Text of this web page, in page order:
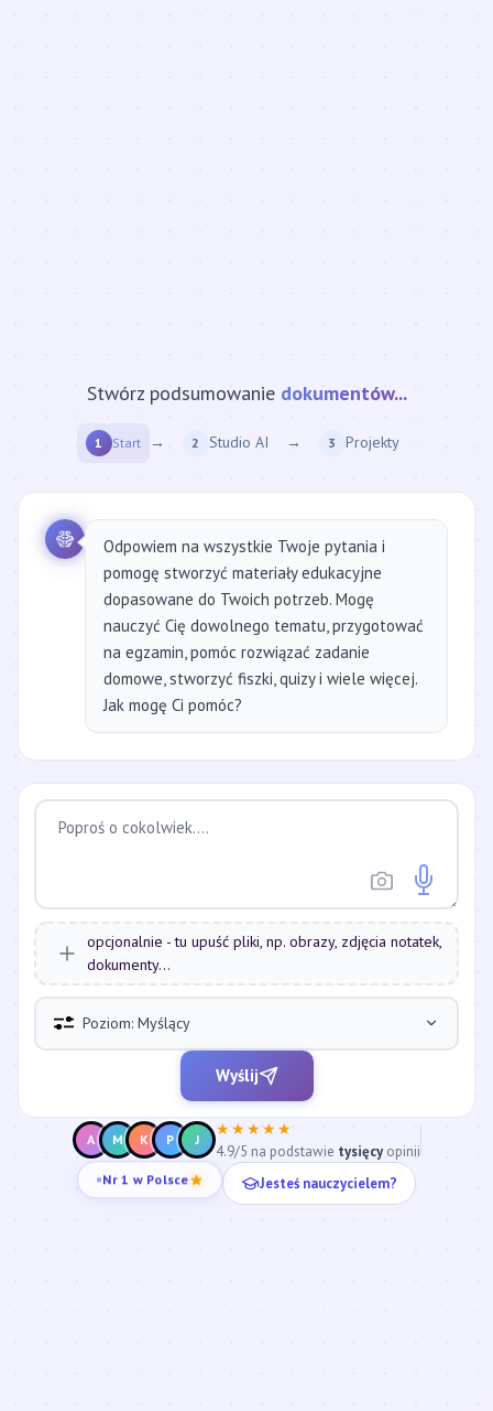
Stwórz podsumowanie strony internetowej...
1 Start → 2 Studio AI → 3 Projekty
Odpowiem na wszystkie Twoje pytania i
pomogę stworzyć materiały edukacyjne
dopasowane do Twoich potrzeb. Mogę
nauczyć Cię dowolnego tematu, przygotować
na egzamin, pomóc rozwiązać zadanie
domowe, stworzyć fiszki, quizy i wiele więcej.
Jak mogę Ci pomóc?
opcjonalnie - tu upuść pliki, np. obrazy, zdjęcia notatek,
dokumenty...
Poziom: Myślący
Wyślij
A M K P J
★★★★★
4.9/5 na podstawie tysięcyopinii
Nr 1 w Polsce Jesteś nauczycielem?